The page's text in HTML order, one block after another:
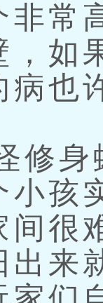
非常
，如
病也
身
小孩
间很
出来